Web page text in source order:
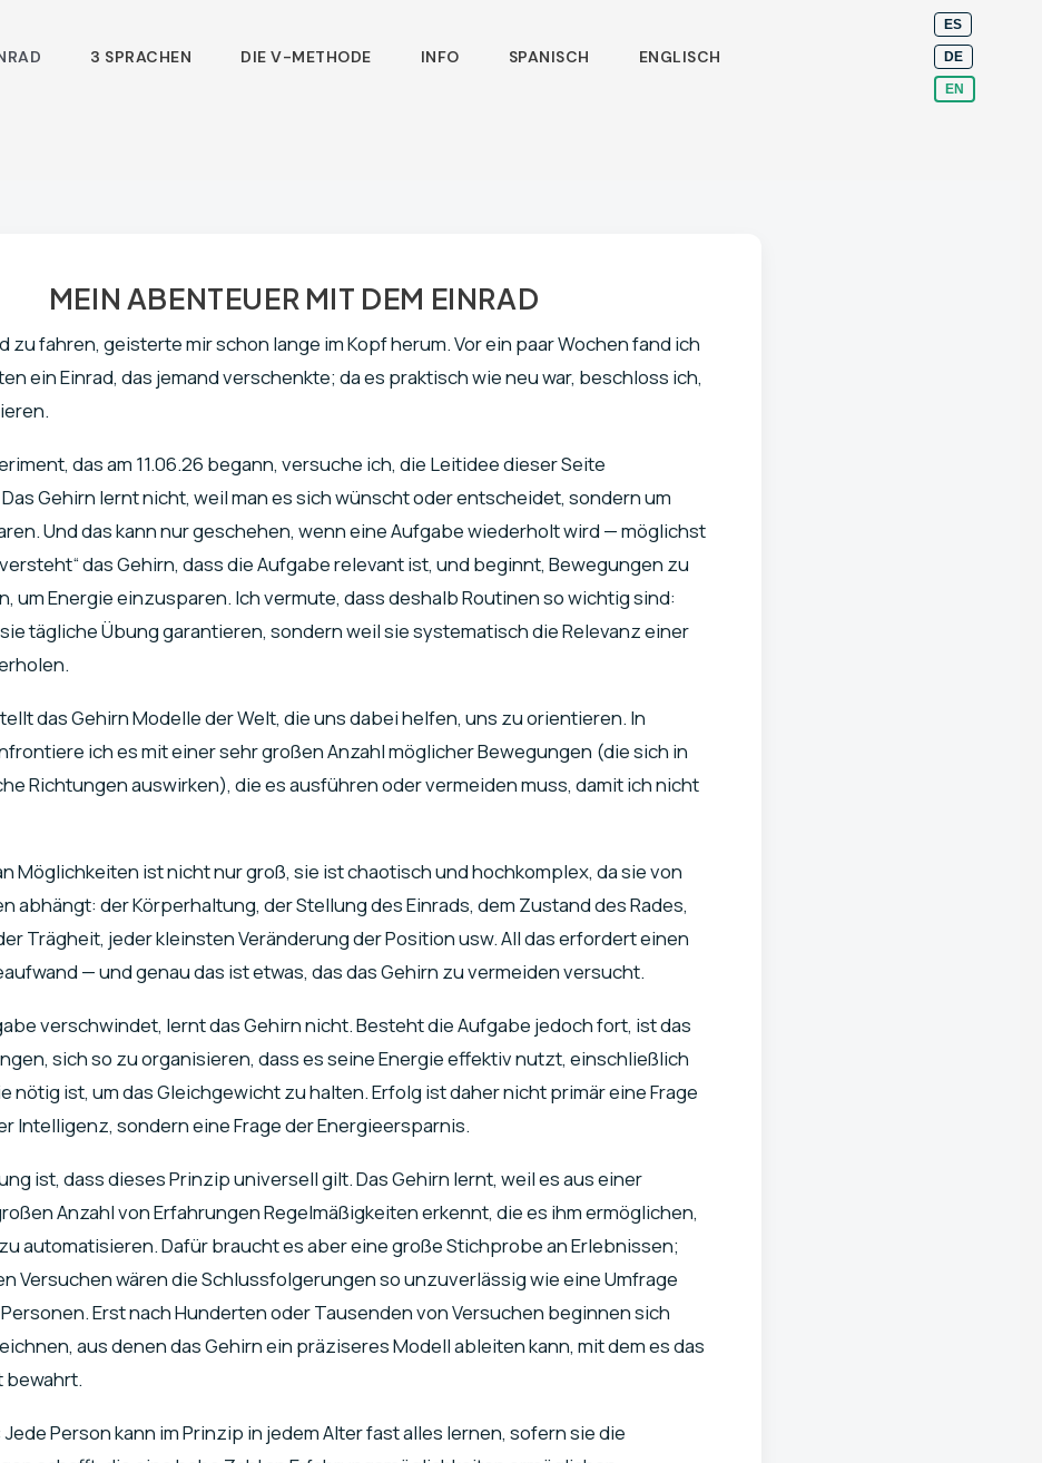
3 SPRACHEN DIE V-METHODE INFO SPANISCH ENGLISCH
ES
DE
EN
MEIN ABENTEUER MIT DEM EINRAD
zu fahren, geisterte mir schon lange im Kopf herum. Vor ein paar Wochen fand ich
ein Einrad, das jemand verschenkte; da es praktisch wie neu war, beschloss ich,
das am 11.06.26 begann, versuche ich, die Leitidee dieser Seite
Gehirn lernt nicht, weil man es sich wünscht oder entscheidet, sondern um
Und das kann nur geschehen, wenn eine Aufgabe wiederholt wird — möglichst
das Gehirn, dass die Aufgabe relevant ist, und beginnt, Bewegungen zu
um Energie einzusparen. Ich vermute, dass deshalb Routinen so wichtig sind:
tägliche Übung garantieren, sondern weil sie systematisch die Relevanz einer
das Gehirn Modelle der Welt, die uns dabei helfen, uns zu orientieren. In
ich es mit einer sehr großen Anzahl möglicher Bewegungen (die sich in
Richtungen auswirken), die es ausführen oder vermeiden muss, damit ich nicht
Möglichkeiten ist nicht nur groß, sie ist chaotisch und hochkomplex, da sie von
abhängt: der Körperhaltung, der Stellung des Einrads, dem Zustand des Rades,
Trägheit, jeder kleinsten Veränderung der Position usw. All das erfordert einen
— und genau das ist etwas, das das Gehirn zu vermeiden versucht.
verschwindet, lernt das Gehirn nicht. Besteht die Aufgabe jedoch fort, ist das
sich so zu organisieren, dass es seine Energie effektiv nutzt, einschließlich
nötig ist, um das Gleichgewicht zu halten. Erfolg ist daher nicht primär eine Frage
Intelligenz, sondern eine Frage der Energieersparnis.
ist, dass dieses Prinzip universell gilt. Das Gehirn lernt, weil es aus einer
Anzahl von Erfahrungen Regelmäßigkeiten erkennt, die es ihm ermöglichen,
automatisieren. Dafür braucht es aber eine große Stichprobe an Erlebnissen;
Versuchen wären die Schlussfolgerungen so unzuverlässig wie eine Umfrage
Erst nach Hunderten oder Tausenden von Versuchen beginnen sich
aus denen das Gehirn ein präziseres Modell ableiten kann, mit dem es das
bewahrt.
Person kann im Prinzip in jedem Alter fast alles lernen, sofern sie die